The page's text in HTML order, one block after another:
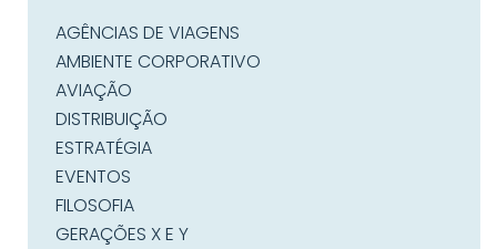
AGÊNCIAS DE VIAGENS
AMBIENTE CORPORATIVO
AVIAÇÃO
DISTRIBUIÇÃO
ESTRATÉGIA
EVENTOS
FILOSOFIA
GERAÇÕES X E Y